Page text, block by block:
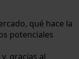
qué hace la
potenciales
gracias al